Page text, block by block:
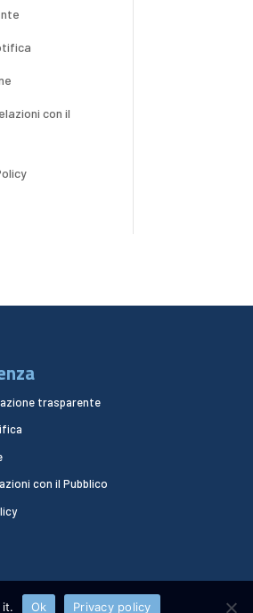
con il
trasparente
con il Pubblico
it. Ok Privacy policy